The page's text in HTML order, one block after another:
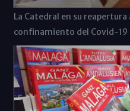
La Catedral en su
confinamiento del Covid-19